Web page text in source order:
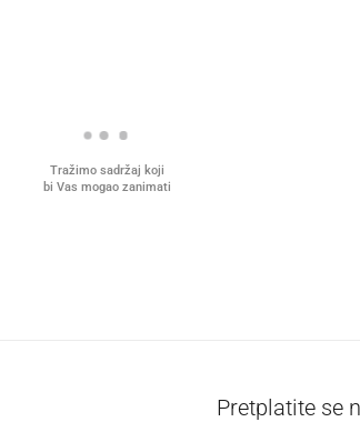
Tražimo sadržaj koji
bi Vas mogao zanimati
Pretplatite se